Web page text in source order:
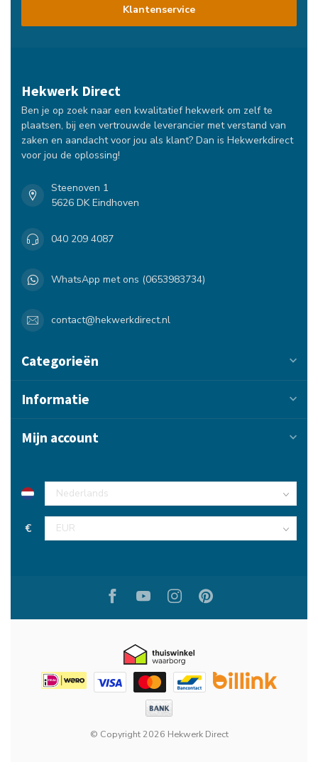
Klantenservice
Hekwerk Direct
Ben je op zoek naar een kwalitatief hekwerk om zelf te
plaatsen, bij een vertrouwde leverancier met verstand van
zaken en aandacht voor jou als klant? Dan is Hekwerkdirect
voor jou de oplossing!
Steenoven 1
5626 DK Eindhoven
040 209 4087
WhatsApp met ons (0653983734)
contact@hekwerkdirect.nl
Categorieën
Informatie
Mijn account
€
© Copyright 2026 Hekwerk Direct